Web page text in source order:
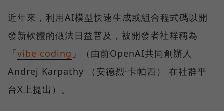
近年來，利用AI模型快速生成或組合程式碼以開
發新軟體的做法日益普及，被開發者社群稱為
「vibe coding 」（由前OpenAI共同創辦人
Andrej Karpathy （安德烈·卡帕西） 在社群平
台X上提出）。